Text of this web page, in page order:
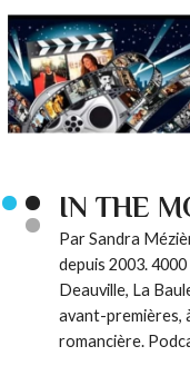
IN THE
Par Sandra
depuis 2003.
Deauville, La
avant-premières,
romancière.